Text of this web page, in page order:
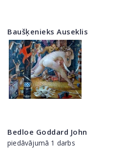
Baušķenieks Auseklis
Bedloe Goddard John
piedāvājumā 1 darbs